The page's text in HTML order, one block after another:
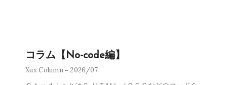
コラム【No-code編】
Xux Column 2026/07